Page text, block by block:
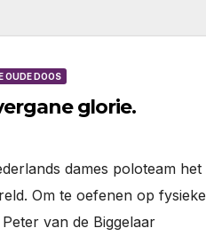
OUDE DOOS
glorie.
dames poloteam het
Om te oefenen op fysieke
van de Biggelaar